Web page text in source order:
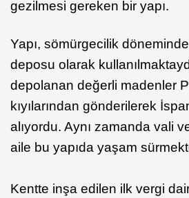
gezilmesi gereken bir yapı.
Yapı, sömürgecilik
deposu olarak
depolanan değerli madenler
kıyılarından gönderilerek
alıyordu. Aynı zamanda vali
aile bu yapıda yaşam
Kentte inşa edilen ilk vergi